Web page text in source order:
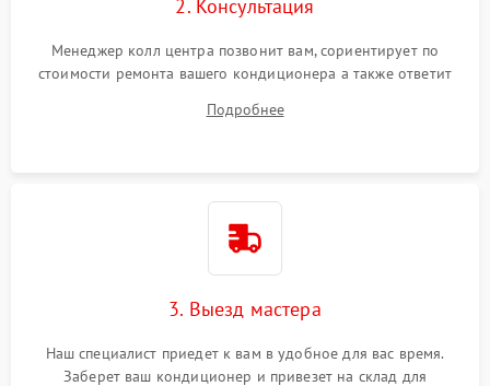
2. Консультация
Менеджер колл центра позвонит вам, сориентирует по
стоимости ремонта вашего кондиционера а также ответит
Подробнее
3. Выезд мастера
Наш специалист приедет к вам в удобное для вас время.
Заберет ваш кондиционер и привезет на склад для